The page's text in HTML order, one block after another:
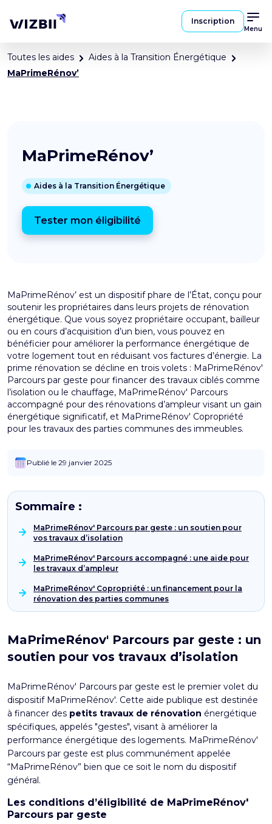
Inscription
Menu
Toutes les aides
Aides à la Transition Énergétique
MaPrimeRénov’
MaPrimeRénov’
Aides à la Transition Énergétique
Tester mon éligibilité
MaPrimeRénov’ est un dispositif phare de l’État, conçu pour
soutenir les propriétaires dans leurs projets de rénovation
énergétique. Que vous soyez propriétaire occupant, bailleur
ou en cours d’acquisition d’un bien, vous pouvez en
bénéficier pour améliorer la performance énergétique de
votre logement tout en réduisant vos factures d’énergie. La
prime rénovation se décline en trois volets : MaPrimeRénov'
Parcours par geste pour financer des travaux ciblés comme
l’isolation ou le chauffage, MaPrimeRénov' Parcours
accompagné pour des rénovations d’ampleur visant un gain
énergétique significatif, et MaPrimeRénov' Copropriété
pour les travaux des parties communes des immeubles.
Publié le 29 janvier 2025
Sommaire :
MaPrimeRénov' Parcours par geste : un soutien pour
vos travaux d’isolation
MaPrimeRénov' Parcours accompagné : une aide pour
les travaux d’ampleur
MaPrimeRénov' Copropriété : un financement pour la
rénovation des parties communes
MaPrimeRénov' Parcours par geste : un
soutien pour vos travaux d’isolation
MaPrimeRénov' Parcours par geste est le premier volet du
dispositif MaPrimeRénov'. Cette aide publique est destinée
à financer des petits travaux de rénovation énergétique
spécifiques, appelés "gestes", visant à améliorer la
performance énergétique des logements. MaPrimeRénov'
Parcours par geste est plus communément appelée
“MaPrimeRénov” bien que ce soit le nom du dispositif
général.
Les conditions d’éligibilité de MaPrimeRénov'
Parcours par geste